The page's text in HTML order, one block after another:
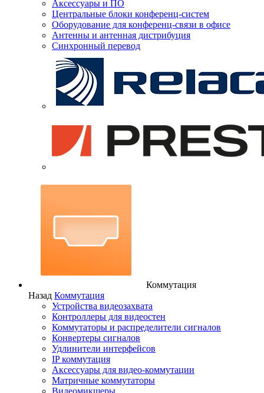
Аксессуары и ПО
Центральные блоки конференц-систем
Оборудование для конференц-связи в офисе
Антенны и антенная дистрибуция
Синхронный перевод
Коммутация
Назад Коммутация
Устройства видеозахвата
Контроллеры для видеостен
Коммутаторы и распределители сигналов
Конвертеры сигналов
Удлинители интерфейсов
IP коммутация
Аксессуары для видео-коммутации
Матричные коммутаторы
Видеомикшеры